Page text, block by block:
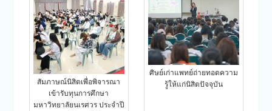
สัมภาษณ์นิสิตเพื่อพิจารณา
เข้ารับทุนการศึกษา
มหาวิทยาลัยนเรศวร ประจำปี
ศิษย์เก่าแพทย์ถ่ายทอดความ
รู้ให้แก่นิสิตปัจจุบัน